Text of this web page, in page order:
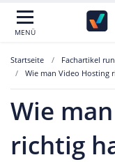
MENÜ
Startseite
Fachartikel
Wie man Video Hosting
Wie
richtig